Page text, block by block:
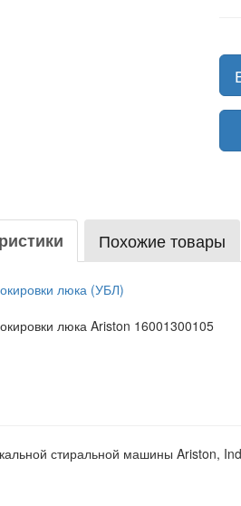
Похожие товары
люка (УБЛ)
люка Ariston 16001300105
стиральной машины Ariston,